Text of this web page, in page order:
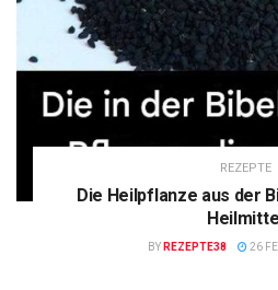
REZEPTE
Die Heilpflanze aus der
BY REZEPTE38 26